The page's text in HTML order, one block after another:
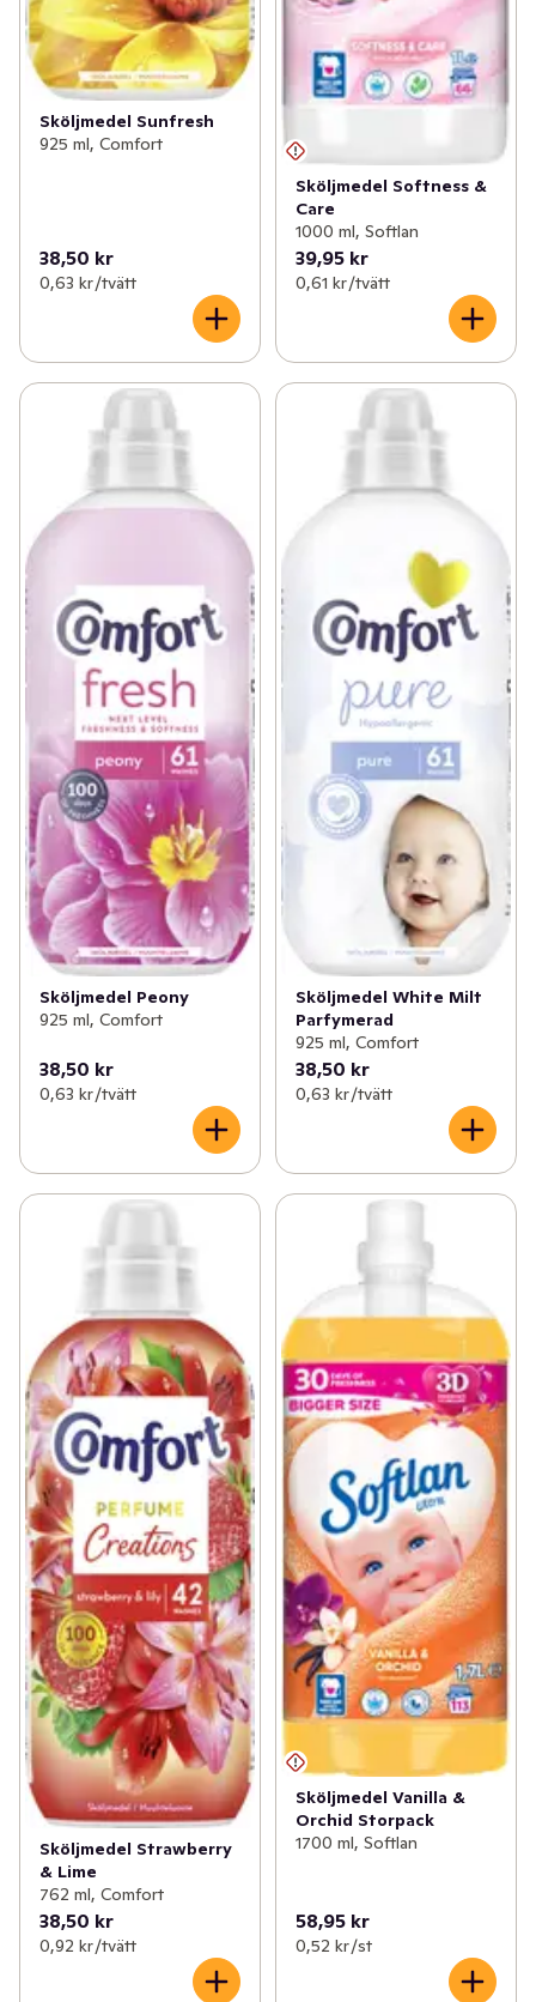
Sköljmedel Sunfresh
925 ml, Comfort
38,50 kr
0,63 kr /tvätt
Sköljmedel Softness &
Care
1000 ml, Softlan
39,95 kr
0,61 kr /tvätt
Sköljmedel Peony
925 ml, Comfort
38,50 kr
0,63 kr /tvätt
Sköljmedel White Milt
Parfymerad
925 ml, Comfort
38,50 kr
0,63 kr /tvätt
Sköljmedel Strawberry
& Lime
762 ml, Comfort
38,50 kr
0,92 kr /tvätt
Sköljmedel Vanilla &
Orchid Storpack
1700 ml, Softlan
58,95 kr
0,52 kr /st